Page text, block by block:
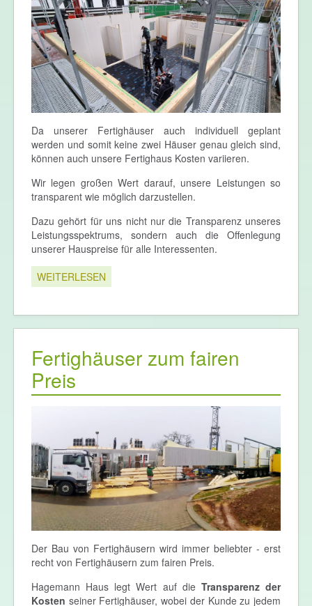
Da unserer Fertighäuser auch individuell geplant
werden und somit keine zwei Häuser genau gleich sind,
können auch unsere Fertighaus Kosten variieren.
Wir legen großen Wert darauf, unsere Leistungen so
transparent wie möglich darzustellen.
Dazu gehört für uns nicht nur die Transparenz unseres
Leistungsspektrums, sondern auch die Offenlegung
unserer Hauspreise für alle Interessenten.
WEITERLESEN
Fertighäuser zum fairen
Preis
Der Bau von Fertighäusern wird immer beliebter - erst
recht von Fertighäusern zum fairen Preis.
Hagemann Haus legt Wert auf die Transparenz der
Kosten seiner Fertighäuser, wobei der Kunde zu jedem